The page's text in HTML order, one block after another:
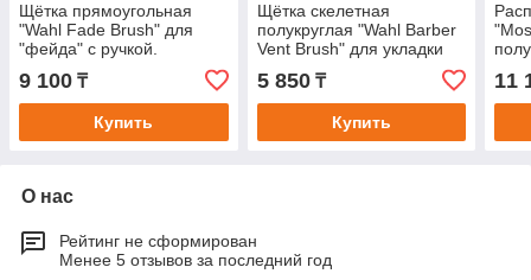
Щётка прямоугольная
"Wahl Fade Brush" для
"фейда" с ручкой.
9 100 ₸
Купить
Щётка скелетная
полукруглая "Wahl Barber
Vent Brush" для укладки
коротких волос".
5 850₸
Купить
11
О нас
Рейтинг не сформирован
Менее 5 отзывов за последний год